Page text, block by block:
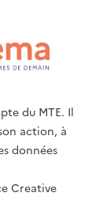
du MTE. Il
action, à
données
Creative